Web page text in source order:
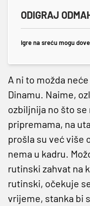
ODIGRAJ
Igre na sreću mogu
A ni to možda
Dinamu. Naime,
ozbiljnija no što
pripremama, na
prošla su već više
nema u kadru.
rutinski zahvat na
rutinski, očekuje
vrijeme, stanka bi